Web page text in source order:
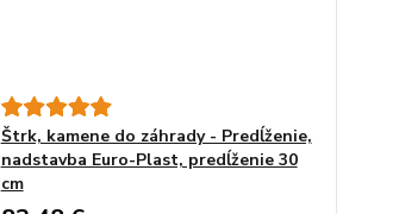
Štrk, kamene do záhrady - Predĺženie,
nadstavba Euro-Plast, predĺženie 30
cm